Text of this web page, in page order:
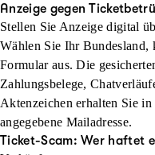
Anzeige gegen
Stellen Sie Anzeige digital
Wählen Sie Ihr
Formular aus. Die
Zahlungsbelege,
Aktenzeichen erhalten Sie
angegebene Mailadresse.
Ticket-Scam: Wer haftet